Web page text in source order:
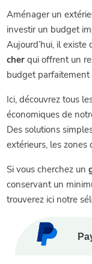
Aménager un
investir un budget
Aujourd’hui, il existe
cher qui offrent un
budget parfaitement
Ici, découvrez tous
économiques de
Des solutions
extérieurs, les zones
Si vous cherchez un
conservant un
trouverez ici notre